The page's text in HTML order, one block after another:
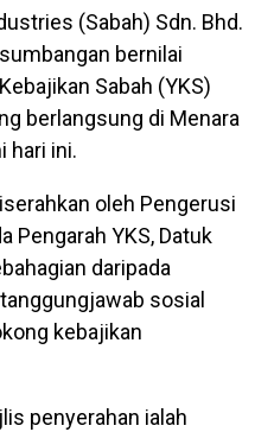
(Sabah) Sdn. Bhd.
bernilai
Sabah (YKS)
berlangsung di Menara
hari ini.
oleh Pengerusi
Pengarah YKS, Datuk
daripada
sosial
kebajikan
penyerahan ialah